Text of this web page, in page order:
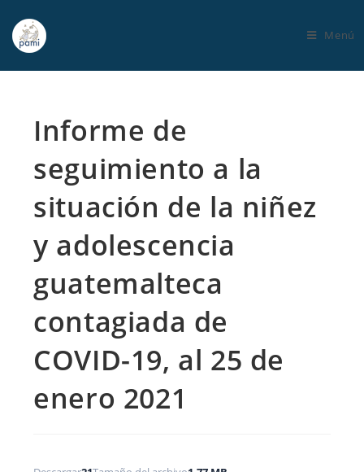
Menú
Informe de
seguimiento a la
situación de la niñez
y adolescencia
guatemalteca
contagiada de
COVID-19, al 25 de
enero 2021